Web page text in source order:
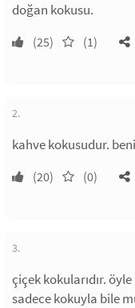
doğan kokusu.
(25) (1)
2.
kahve kokusudur.
(20) (0)
3.
çiçek kokularıdır.
sadece kokuyla bile